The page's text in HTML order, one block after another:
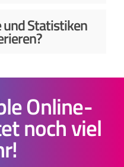
Statistiken
Online-
noch viel